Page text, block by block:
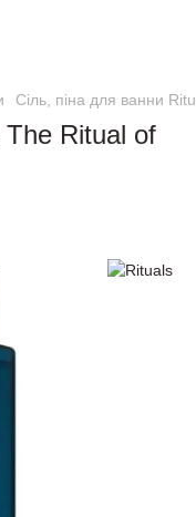
Сіль, піна для ванни
The Ritual of